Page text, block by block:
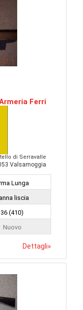
Ferri
di Serravalle
Valsamoggia
Lunga
liscia
36 (410)
Nuovo
Dettagli»